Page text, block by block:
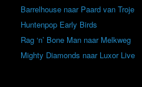
Barrelhouse naar Paard van Troje
Huntenpop Early Birds
Rag ‘n’ Bone Man naar Melkweg
Mighty Diamonds naar Luxor Live